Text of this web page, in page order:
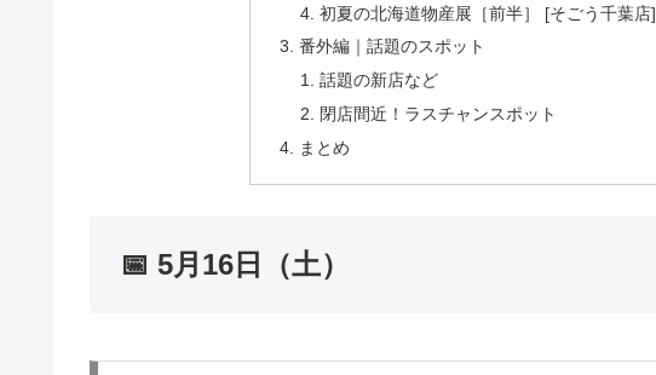
初夏の北海道物産展［前半］ [そごう千葉店]
番外編｜話題のスポット
話題の新店など
閉店間近！ラスチャンスポット
まとめ
📅 5月16日（土）